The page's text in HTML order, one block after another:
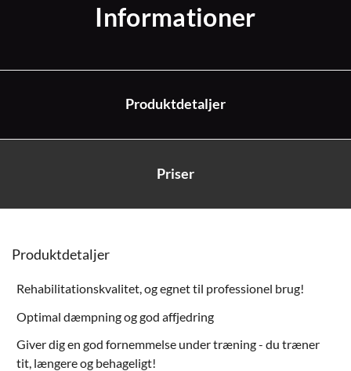
Informationer
Produktdetaljer
Priser
Produktdetaljer
Rehabilitationskvalitet, og egnet til professionel brug!
Optimal dæmpning og god affjedring
Giver dig en god fornemmelse under træning - du træner
tit, længere og behageligt!